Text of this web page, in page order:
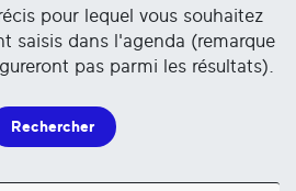
pour lequel vous souhaitez
saisis dans l'agenda (remarque
pas parmi les résultats).
Rechercher